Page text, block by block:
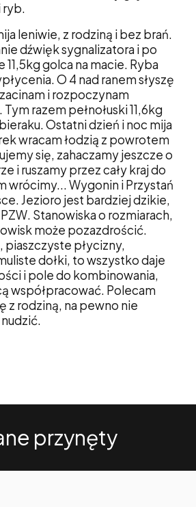
ryb.
leniwie, z rodziną i bez brań.
dźwięk sygnalizatora i po
golca na macie. Ryba
O 4 nad ranem słyszę
i rozpoczynam
razem pełnołuski 11,6kg
Ostatni dzień i noc mija
wracam łodzią z powrotem
się, zahaczamy jeszcze o
i ruszamy przez cały kraj do
wrócimy... Wygonin i Przystań
Jezioro jest bardziej dzikie,
Stanowiska o rozmiarach,
może pozazdrościć.
piaszczyste płycizny,
dołki, to wszystko daje
i pole do kombinowania,
współpracować. Polecam
z rodziną, na pewno nie
przynęty